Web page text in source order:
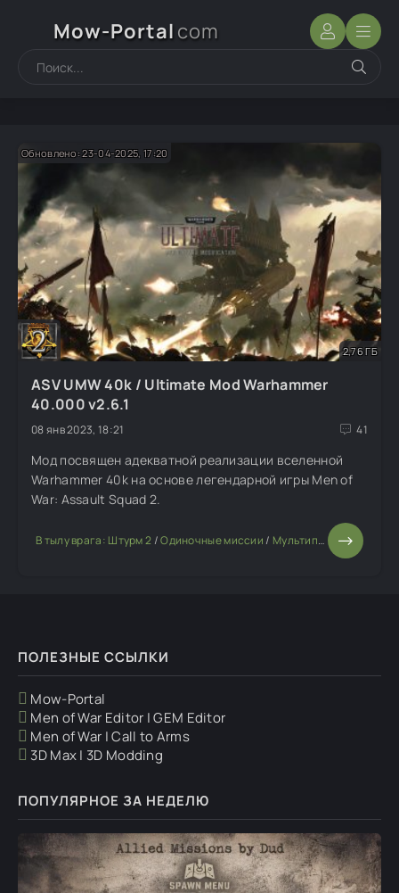
Mow-Portal com
Обновлено: 23-04-2025, 17:20
2,76 ГБ
ASV UMW 40k / Ultimate Mod Warhammer
40.000 v2.6.1
08 янв 2023, 18:21 41
Мод посвящен адекватной реализации вселенной
Warhammer 40k на основе легендарной игры Men of
War: Assault Squad 2.
В тылу врага: Штурм 2 /Одиночные миссии / Мультиплеерные моды
ПОЛЕЗНЫЕ ССЫЛКИ
Mow-Portal
Men of War Editor | GEM Editor
Men of War | Call to Arms
3D Max | 3D Modding
ПОПУЛЯРНОЕ ЗА НЕДЕЛЮ